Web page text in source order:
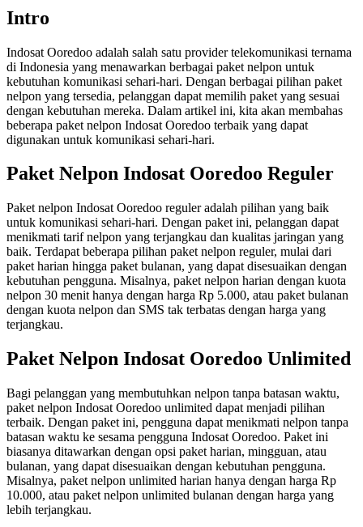
Intro
Indosat Ooredoo adalah salah satu provider telekomunikasi ternama
di Indonesia yang menawarkan berbagai paket nelpon untuk
kebutuhan komunikasi sehari-hari. Dengan berbagai pilihan paket
nelpon yang tersedia, pelanggan dapat memilih paket yang sesuai
dengan kebutuhan mereka. Dalam artikel ini, kita akan membahas
beberapa paket nelpon Indosat Ooredoo terbaik yang dapat
digunakan untuk komunikasi sehari-hari.
Paket Nelpon Indosat Ooredoo Reguler
Paket nelpon Indosat Ooredoo reguler adalah pilihan yang baik
untuk komunikasi sehari-hari. Dengan paket ini, pelanggan dapat
menikmati tarif nelpon yang terjangkau dan kualitas jaringan yang
baik. Terdapat beberapa pilihan paket nelpon reguler, mulai dari
paket harian hingga paket bulanan, yang dapat disesuaikan dengan
kebutuhan pengguna. Misalnya, paket nelpon harian dengan kuota
nelpon 30 menit hanya dengan harga Rp 5.000, atau paket bulanan
dengan kuota nelpon dan SMS tak terbatas dengan harga yang
terjangkau.
Paket Nelpon Indosat Ooredoo Unlimited
Bagi pelanggan yang membutuhkan nelpon tanpa batasan waktu,
paket nelpon Indosat Ooredoo unlimited dapat menjadi pilihan
terbaik. Dengan paket ini, pengguna dapat menikmati nelpon tanpa
batasan waktu ke sesama pengguna Indosat Ooredoo. Paket ini
biasanya ditawarkan dengan opsi paket harian, mingguan, atau
bulanan, yang dapat disesuaikan dengan kebutuhan pengguna.
Misalnya, paket nelpon unlimited harian hanya dengan harga Rp
10.000, atau paket nelpon unlimited bulanan dengan harga yang
lebih terjangkau.